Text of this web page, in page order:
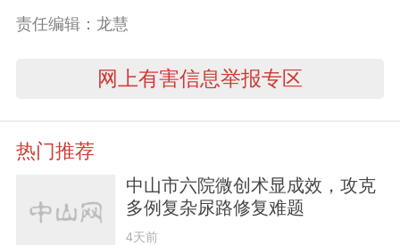
责任编辑：龙慧
网上有害信息举报专区
热门推荐
中山市六院微创术显成效，攻克
多例复杂尿路修复难题
4天前